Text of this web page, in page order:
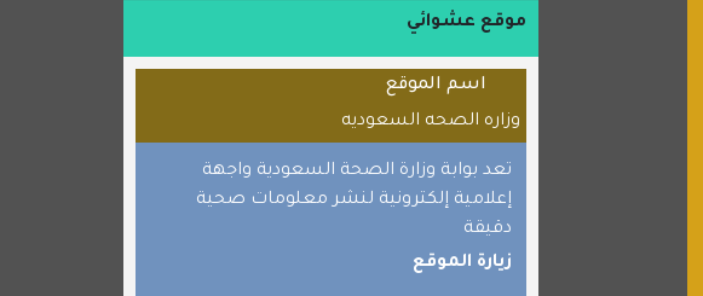
موقع حراج خدمة
الطبي
قراننا
القران للجميع
برامج كمبيوتر
جائزة دبي الدولية للقران الكريم
موقع عشوائي
اسم الموقع
وزاره الصحه السعوديه
تعد بوابة وزارة الصحة السعودية واجهة
إعلامية إلكترونية لنشر معلومات صحية
دقيقة
زيارة الموقع